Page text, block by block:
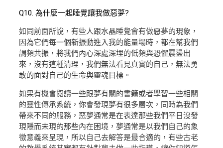
Q10. 為什麼一起睡覺讓我做惡夢?
如同前面所說，有些人跟水晶睡覺會有做惡夢的現象，
因為它們每一個新振動進入我的能量場時，都在幫我們
調頻共振，將我們內心深處深埋的低頻與恐懼震盪出
來，沒有這種清理，我們無法看見真實的自己，無法勇
敢的面對自己的生命與靈魂目標。
如果有機會閱讀一些跟夢有關的書籍或者學習一些相關
的靈性傳承系統，你會發現夢有很多層次，同時為我們
帶來不同的服務，惡夢通常是在表達那些我們平日沒發
現隱而未現的那些內在困境，夢通常是以我們自己的象
徵意義來呈現，所以自己去解答是最合適的，有些古老